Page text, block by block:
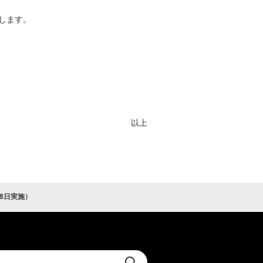
す。
以上
実施）